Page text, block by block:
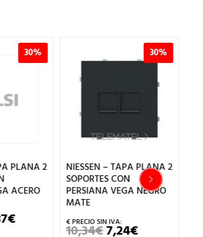
30%
PLANA 2
ACERO
€EL
PRECIO
30%
NIESSEN – TAPA PLANA 2
SOPORTES CON
PERSIANA VEGA NEGRO
MATE
10,34€EL
7,24€EL